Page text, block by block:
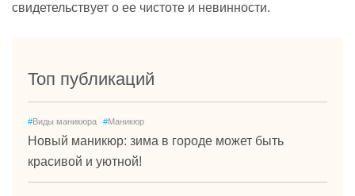
свидетельствует о ее чистоте и невинности.
Топ публикаций
#Виды маникюра #Маникюр
Новый маникюр: зима в городе может быть
красивой и уютной!